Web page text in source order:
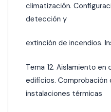
climatización.
detección y
extinción de incendios.
Tema 12. Aislamiento
edificios. Comprobación
instalaciones térmicas